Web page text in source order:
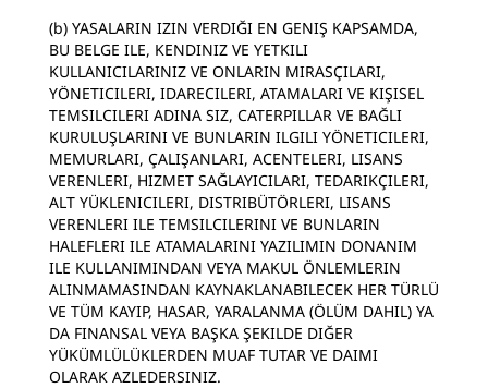
(b) YASALARIN IZIN VERDIĞI EN GENIŞ KAPSAMDA,
BU BELGE ILE, KENDINIZ VE YETKILI
KULLANICILARINIZ VE ONLARIN MIRASÇILARI,
YÖNETICILERI, IDARECILERI, ATAMALARI VE KIŞISEL
TEMSILCILERI ADINA SIZ, CATERPILLAR VE BAĞLI
KURULUŞLARINI VE BUNLARIN ILGILI YÖNETICILERI,
MEMURLARI, ÇALIŞANLARI, ACENTELERI, LISANS
VERENLERI, HIZMET SAĞLAYICILARI, TEDARIKÇILERI,
ALT YÜKLENICILERI, DISTRIBÜTÖRLERI, LISANS
VERENLERI ILE TEMSILCILERINI VE BUNLARIN
HALEFLERI ILE ATAMALARINI YAZILIMIN DONANIM
ILE KULLANIMINDAN VEYA MAKUL ÖNLEMLERIN
ALINMAMASINDAN KAYNAKLANABILECEK HER TÜRLÜ
VE TÜM KAYIP, HASAR, YARALANMA (ÖLÜM DAHIL) YA
DA FINANSAL VEYA BAŞKA ŞEKILDE DIĞER
YÜKÜMLÜLÜKLERDEN MUAF TUTAR VE DAIMI
OLARAK AZLEDERSINIZ.